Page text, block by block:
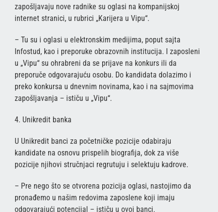
zapošljavaju nove radnike su oglasi na kompanijskoj
internet stranici, u rubrici „Karijera u Vipu“.
– Tu su i oglasi u elektronskim medijima, poput sajta
Infostud, kao i preporuke obrazovnih institucija. I zaposleni
u „Vipu“ su ohrabreni da se prijave na konkurs ili da
preporuče odgovarajuću osobu. Do kandidata dolazimo i
preko konkursa u dnevnim novinama, kao i na sajmovima
zapošljavanja – ističu u „Vipu“.
4. Unikredit banka
U Unikredit banci za početničke pozicije odabiraju
kandidate na osnovu prispelih biografija, dok za više
pozicije njihovi stručnjaci regrutuju i selektuju kadrove.
– Pre nego što se otvorena pozicija oglasi, nastojimo da
pronađemo u našim redovima zaposlene koji imaju
odgovarajući potencijal – ističu u ovoj banci.